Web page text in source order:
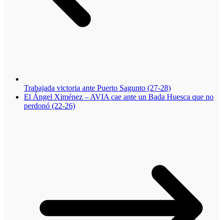
Trabajada victoria ante Puerto Sagunto (27-28)
El Ángel Ximénez – AVIA cae ante un Bada Huesca que no
perdonó (22-26)